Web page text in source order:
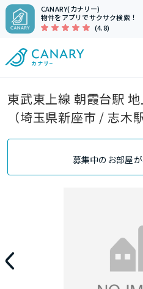
CANARY(カナリー)
物件をアプリでサクサク検索！
(4.8)
東武東上線 朝霞台駅
（埼玉県新座市 / 志木
募集中のお部屋が